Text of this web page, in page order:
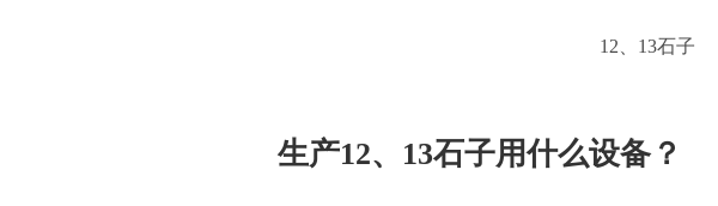
12、13石子
生产12、13石子用什么设备？